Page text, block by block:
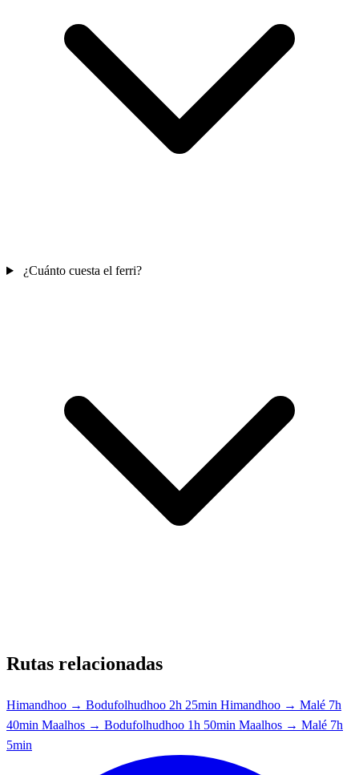
¿Cuánto cuesta el ferri?
Rutas relacionadas
Himandhoo → Bodufolhudhoo 2h 25min Himandhoo → Malé 7h
40min Maalhos → Bodufolhudhoo 1h 50min Maalhos → Malé 7h
5min